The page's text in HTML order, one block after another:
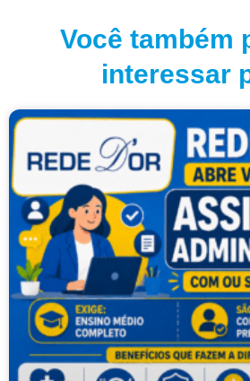
Você também
interessar